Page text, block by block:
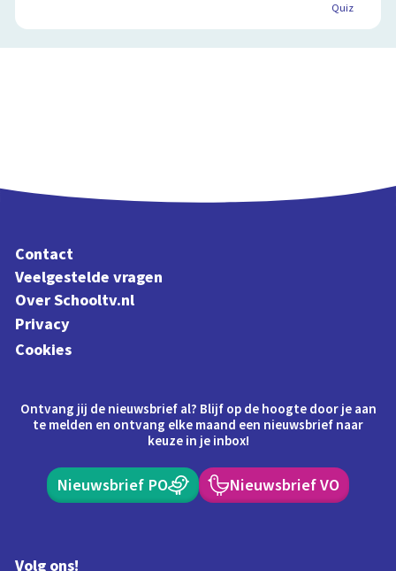
Quiz
Contact
Veelgestelde vragen
Over Schooltv.nl
Privacy
Cookies
Ontvang jij de nieuwsbrief al? Blijf op de hoogte door je aan
te melden en ontvang elke maand een nieuwsbrief naar
keuze in je inbox!
Nieuwsbrief PO Nieuwsbrief VO
Volg ons!